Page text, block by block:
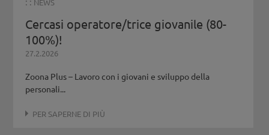
NEWS
Cercasi operatore/trice giovanile (80-
100%)!
27.2.2026
Zoona Plus – Lavoro con i giovani e sviluppo della
personali...
PER SAPERNE DI PIÙ